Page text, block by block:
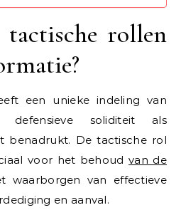
rollen
een unieke indeling van
soliditeit als
benadrukt. De tactische rol
voor het behoudvan de
waarborgen van effectieve
en aanval.